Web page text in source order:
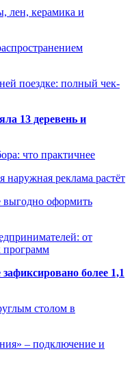
лен, керамика и
поездке: полный чек-
13 деревень и
что практичнее
реклама растёт
выгодно оформить
от
программ
более 1,1
столом в
– подключение и